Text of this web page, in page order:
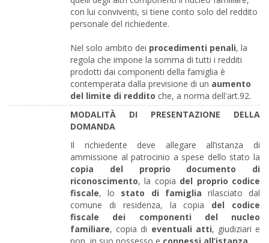
con lui conviventi, si tiene conto solo del reddito
personale del richiedente.
Nel solo ambito dei procedimenti penali, la
regola che impone la somma di tutti i redditi
prodotti dai componenti della famiglia è
contemperata dalla previsione di un aumento
del limite di reddito che, a norma dell'art.92.
MODALITÀ DI PRESENTAZIONE DELLA
DOMANDA
Il richiedente deve allegare all’istanza di
ammissione al patrocinio a spese dello stato la
copia del proprio documento di
riconoscimento, la copia del proprio codice
fiscale, lo stato di famiglia rilasciato dal
comune di residenza, la copia del codice
fiscale dei componenti del nucleo
familiare, copia di eventuali atti, giudiziari e
non, in suo possesso e connessi all’istanza.